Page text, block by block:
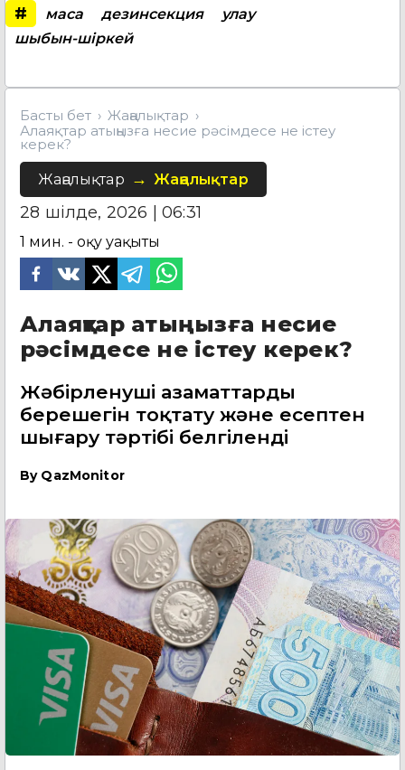
# маса дезинсекция
улау
шыбын-шіркей
Басты бет
Жаңалықтар
Алаяқтар атыңызға несие рәсімдесе не істеу
керек?
Жаңалықтар Жаңалықтар
28 шілде, 2026 | 06:31
1 мин. - оқу уақыты
Алаяқтар атыңызға несие
рәсімдесе не істеу керек?
Жәбірленуші азаматтардың
берешегін тоқтату және есептен
шығару тәртібі белгіленді
By QazMonitor